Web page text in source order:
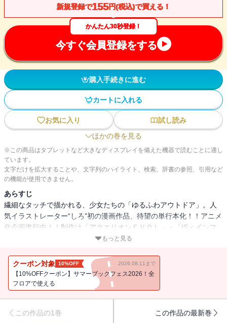
新規登録で155円(税込)で買える！
かんたん30秒登録！
今すぐ会員登録をする
購入手続きに進む
カートに入れる
お気に入り
試し読み
ほかの巻を見る
※この商品はタブレットなど大きなディスプレイを備えた機器で読むことに適し
ています。
文字だけを拡大することや、文字列のハイライト、検索、辞書の参照、引用など
の機能が使用できません。
あらすじ
繊細なタッチで描かれる、少女たちの「ゆるふわアウトドア」。人
気イラストレーター“しろ”初の漫画作品、待望の単行本化！！アニメ
化企画進行中！！制作は「アクエリオンＥＶＯＬ」・「IS＜インフ
ィニット・ストラトス＞」のエイトビット！
もっと見る
クーポン対象 10%OFF 2026.08.11まで
【10%OFFクーポン】サマーブックフェス2026！全
フロアで使える
この作品の1巻 この作品の最新巻